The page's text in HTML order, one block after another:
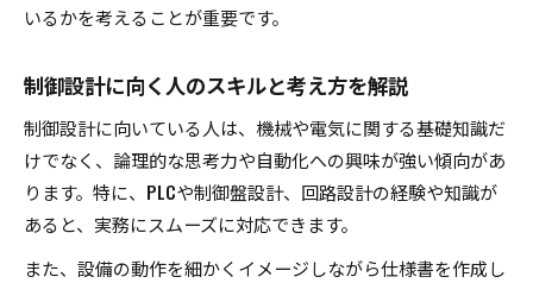
いるかを考えることが重要です。
制御設計に向く人のスキルと考え方を解説
制御設計に向いている人は、機械や電気に関する基礎知識だ
けでなく、論理的な思考力や自動化への興味が強い傾向があ
ります。特に、PLCや制御盤設計、回路設計の経験や知識が
あると、実務にスムーズに対応できます。
また、設備の動作を細かくイメージしながら仕様書を作成し